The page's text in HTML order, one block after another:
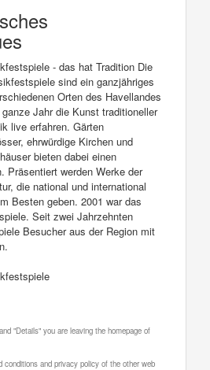
- das hat Tradition Die
sind ein ganzjähriges
Orten des Havellandes
Jahr die Kunst traditioneller
live erfahren. Gärten
ehrwürdige Kirchen und
bieten dabei einen
Präsentiert werden Werke der
die national und international
Besten geben. 2001 war das
Seit zwei Jahrzehnten
Besucher aus der Region mit
"Details" you are leaving the homepage of
conditions and privacy policy of the other web